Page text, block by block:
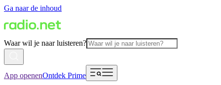
Ga naar de inhoud
Waar wil je naar luisteren?
App openenOntdek Prime